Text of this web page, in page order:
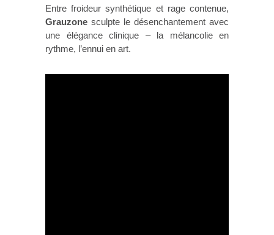
Entre froideur synthétique et rage contenue,
Grauzone sculpte le désenchantement avec
une élégance clinique – la mélancolie en
rythme, l’ennui en art.